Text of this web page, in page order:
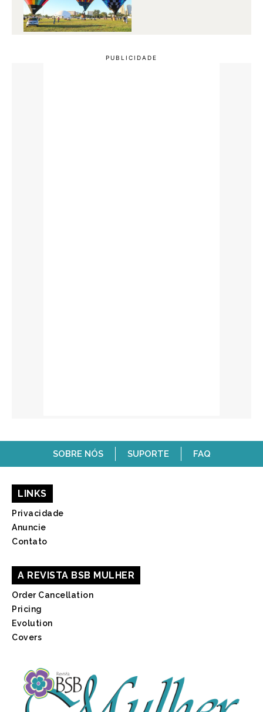
SOBRE NÓS SUPORTE FAQ
LINKS
Privacidade
Anuncie
Contato
A REVISTA BSB MULHER
Order Cancellation
Pricing
Evolution
Covers